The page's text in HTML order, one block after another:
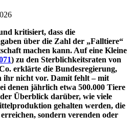
kritisiert, dass die
über die Zahl der „Falltiere“
machen kann. Auf eine Kleine
) zu den Sterblichkeitsraten von
erklärte die Bundesregierung,
ihr nicht vor. Damit fehlt – mit
denen jährlich etwa 500.000 Tiere
Überblick darüber, wie viele
gehalten werden, die
sondern verenden oder